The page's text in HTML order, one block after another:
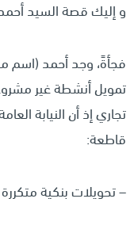
و إليك قصة السيد
فجأةً، وجد أحمد (اسم
تجاري إذ أن النيابة
قاطعة:
– تحويلات بنكية